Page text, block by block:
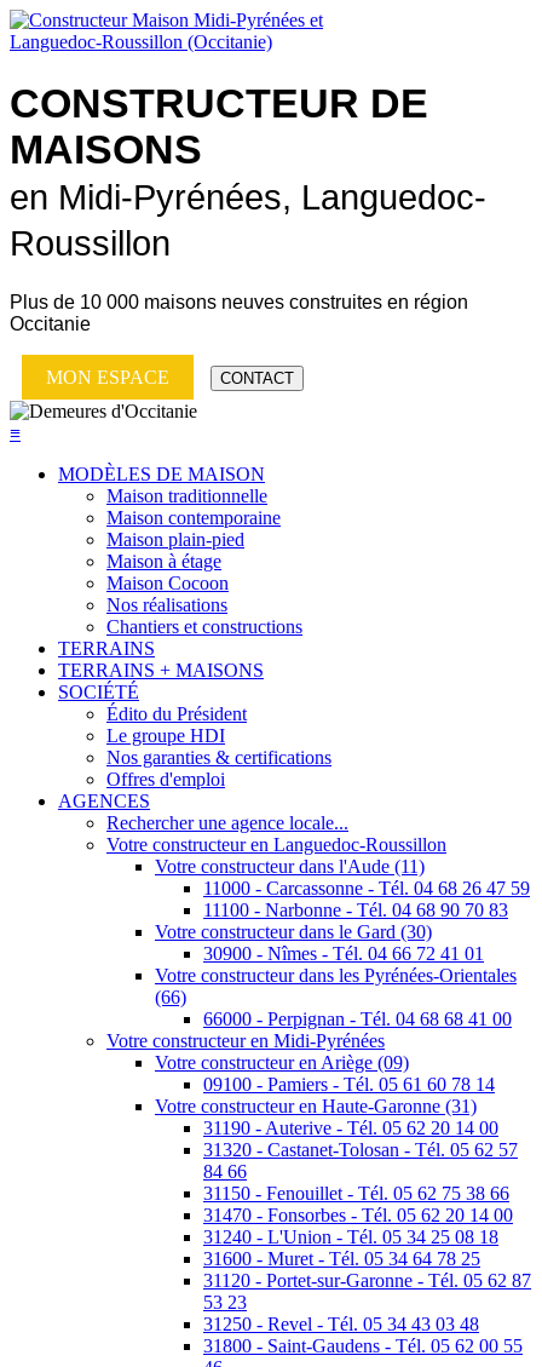
CONSTRUCTEUR DE
MAISONS
en Midi-Pyrénées, Languedoc-
Roussillon
Plus de 10 000 maisons neuves construites en région
Occitanie
MON ESPACE CONTACT
≡
MODÈLES DE MAISON
Maison traditionnelle
Maison contemporaine
Maison plain-pied
Maison à étage
Maison Cocoon
Nos réalisations
Chantiers et constructions
TERRAINS
TERRAINS + MAISONS
SOCIÉTÉ
Édito du Président
Le groupe HDI
Nos garanties & certifications
Offres d'emploi
AGENCES
Rechercher une agence locale...
Votre constructeur en Languedoc-Roussillon
Votre constructeur dans l'Aude (11)
11000 - Carcassonne - Tél. 04 68 26 47 59
11100 - Narbonne - Tél. 04 68 90 70 83
Votre constructeur dans le Gard (30)
30900 - Nîmes - Tél. 04 66 72 41 01
Votre constructeur dans les Pyrénées-Orientales
(66)
66000 - Perpignan - Tél. 04 68 68 41 00
Votre constructeur en Midi-Pyrénées
Votre constructeur en Ariège (09)
09100 - Pamiers - Tél. 05 61 60 78 14
Votre constructeur en Haute-Garonne (31)
31190 - Auterive - Tél. 05 62 20 14 00
31320 - Castanet-Tolosan - Tél. 05 62 57
84 66
31150 - Fenouillet - Tél. 05 62 75 38 66
31470 - Fonsorbes - Tél. 05 62 20 14 00
31240 - L'Union - Tél. 05 34 25 08 18
31600 - Muret - Tél. 05 34 64 78 25
31120 - Portet-sur-Garonne - Tél. 05 62 87
53 23
31250 - Revel - Tél. 05 34 43 03 48
31800 - Saint-Gaudens - Tél. 05 62 00 55